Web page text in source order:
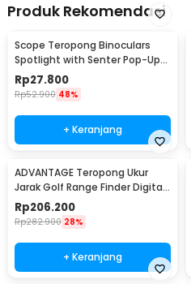
Produk Rekomendasi
Scope Teropong Binoculars
Spotlight with Senter Pop-Up
Light 4x30mm - JYW-1226
Rp27.800
Rp52.900 48%
+ Keranjang
ADVANTAGE Teropong Ukur
Jarak Golf Range Finder Digital
7x18 - AD-964
Rp206.200
Rp282.900 28%
+ Keranjang